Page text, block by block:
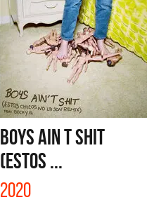
BOYS AIN T SHIT
(ESTOS ...
2020